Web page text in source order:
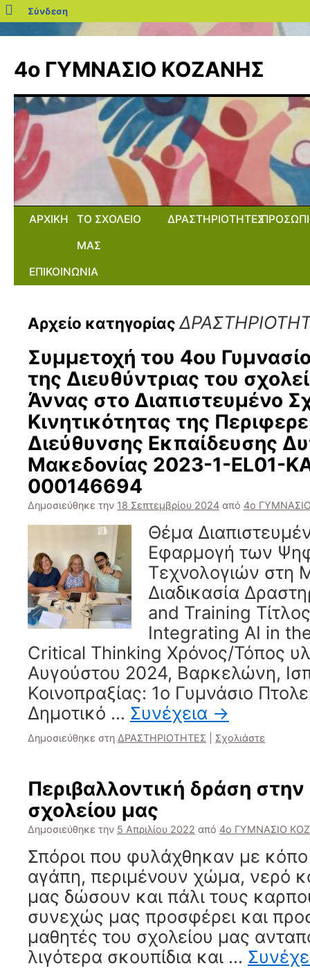
blogs.sch.gr
Σύνδεση
περιεχόμενο
4ο ΓΥΜΝΑΣΙΟ ΚΟΖΑΝΗΣ
ΑΡΧΙΚΗ
ΤΟ ΣΧΟΛΕΙΟ
ΜΑΣ
ΔΡΑΣΤΗΡΙΟΤΗΤΕΣ
ΕΠΙΚΟΙΝΩΝΙΑ
Αρχείο κατηγορίας
Συμμετοχή του 4ου
της Διευθύντριας του
Άννας στο Διαπιστευμένο
Κινητικότητας της
Διεύθυνσης Εκπαίδευσης
Μακεδονίας 2023-1-EL01-
000146694
Δημοσιεύθηκε την 18 Σεπτεμβρίου 2024 από 4ο
Θέμα
Εφαρμογή των
Τεχνολογιών στη
Διαδικασία
and Training
Integrating AI in
Critical Thinking Χρόνος/Τόπος
Αυγούστου 2024, Βαρκελώνη,
Κοινοπραξίας: 1ο Γυμνάσιο
Δημοτικό … Συνέχεια →
Δημοσιεύθηκε στη ΔΡΑΣΤΗΡΙΟΤΗΤΕΣ Σχολιάστε
Περιβαλλοντική δράση
σχολείου μας
Δημοσιεύθηκε την 5 Απριλίου 2022 από 4ο ΓΥΜΝΑΣΙΟ
Σπόροι που φυλάχθηκαν με κόπο
αγάπη, περιμένουν χώμα, νερό
μας δώσουν και πάλι τους
συνεχώς μας προσφέρει και
μαθητές του σχολείου μας
λιγότερα σκουπίδια και …